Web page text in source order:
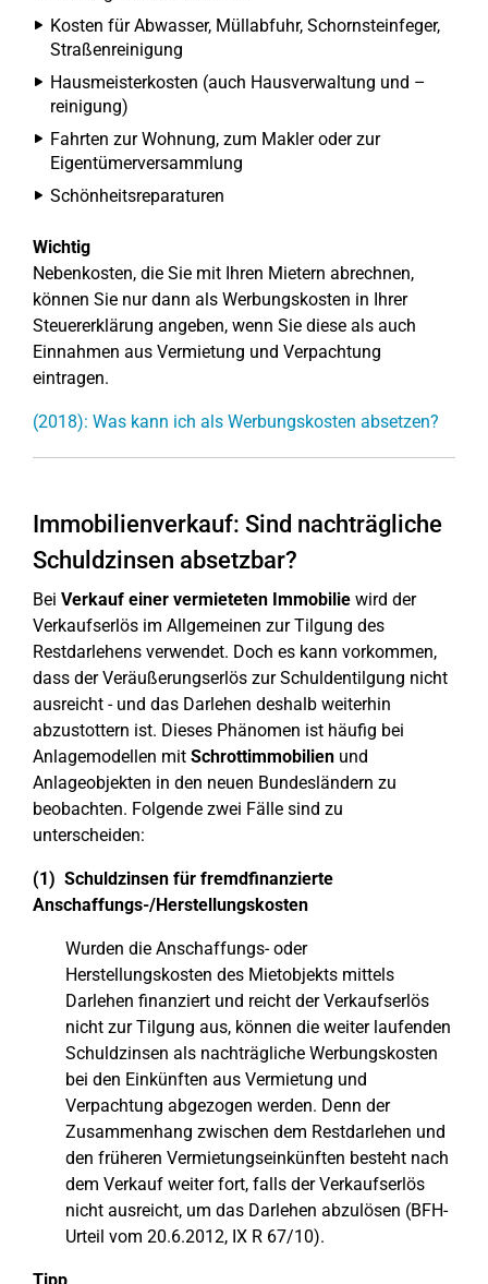
Kosten für Abwasser, Müllabfuhr, Schornsteinfeger,
Straßenreinigung
Hausmeisterkosten (auch Hausverwaltung und –
reinigung)
Fahrten zur Wohnung, zum Makler oder zur
Eigentümerversammlung
Schönheitsreparaturen
Wichtig
Nebenkosten, die Sie mit Ihren Mietern abrechnen,
können Sie nur dann als Werbungskosten in Ihrer
Steuererklärung angeben, wenn Sie diese als auch
Einnahmen aus Vermietung und Verpachtung
eintragen.
(2018): Was kann ich als Werbungskosten absetzen?
Immobilienverkauf: Sind nachträgliche
Schuldzinsen absetzbar?
Bei Verkauf einer vermieteten Immobilie wird der
Verkaufserlös im Allgemeinen zur Tilgung des
Restdarlehens verwendet. Doch es kann vorkommen,
dass der Veräußerungserlös zur Schuldentilgung nicht
ausreicht - und das Darlehen deshalb weiterhin
abzustottern ist. Dieses Phänomen ist häufig bei
Anlagemodellen mit Schrottimmobilien und
Anlageobjekten in den neuen Bundesländern zu
beobachten. Folgende zwei Fälle sind zu
unterscheiden:
(1) Schuldzinsen für fremdfinanzierte
Anschaffungs-/Herstellungskosten
Wurden die Anschaffungs- oder
Herstellungskosten des Mietobjekts mittels
Darlehen finanziert und reicht der Verkaufserlös
nicht zur Tilgung aus, können die weiter laufenden
Schuldzinsen als nachträgliche Werbungskosten
bei den Einkünften aus Vermietung und
Verpachtung abgezogen werden. Denn der
Zusammenhang zwischen dem Restdarlehen und
den früheren Vermietungseinkünften besteht nach
dem Verkauf weiter fort, falls der Verkaufserlös
nicht ausreicht, um das Darlehen abzulösen (BFH-
Urteil vom 20.6.2012, IX R 67/10).